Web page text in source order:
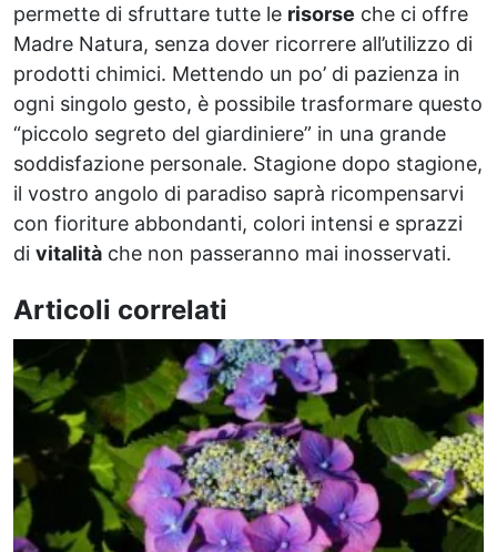
permette di sfruttare tutte le risorse che ci offre
Madre Natura, senza dover ricorrere all’utilizzo di
prodotti chimici. Mettendo un po’ di pazienza in
ogni singolo gesto, è possibile trasformare questo
“piccolo segreto del giardiniere” in una grande
soddisfazione personale. Stagione dopo stagione,
il vostro angolo di paradiso saprà ricompensarvi
con fioriture abbondanti, colori intensi e sprazzi
di vitalità che non passeranno mai inosservati.
Articoli correlati